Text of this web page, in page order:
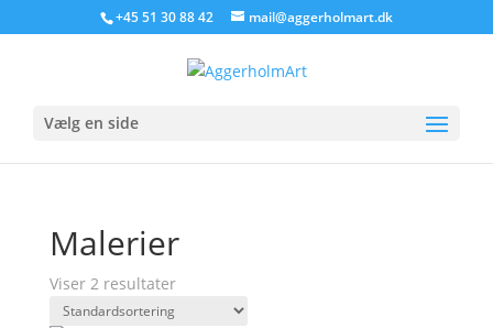
+45 51 30 88 42 mail@aggerholmart.dk
Vælg en side
Malerier
Viser 2 resultater